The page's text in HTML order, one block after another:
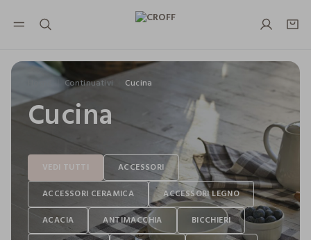
NAVIGATION.ARIA.GOTOMAINCONTENT
Continuativi Cucina
Cucina